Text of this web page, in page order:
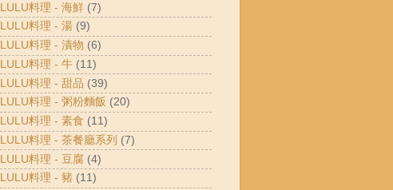
LULU料理 - 海鮮 (7)
LULU料理 - 湯 (9)
LULU料理 - 漬物 (6)
LULU料理 - 牛 (11)
LULU料理 - 甜品 (39)
LULU料理 - 粥粉麵飯 (20)
LULU料理 - 素食 (11)
LULU料理 - 茶餐廳系列 (7)
LULU料理 - 豆腐 (4)
LULU料理 - 豬 (11)